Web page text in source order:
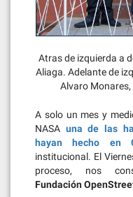
Atras de izquierda a
Aliaga. Adelante de
Alvaro
A solo un mes y
NASA una de las
hayan hecho en
institucional. El
proceso, nos
Fundación